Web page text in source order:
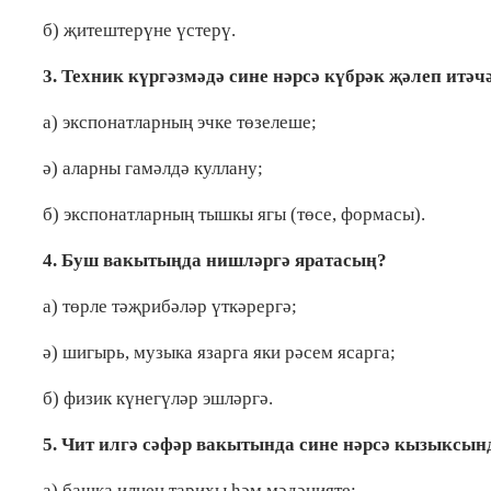
б) җитештерүне үстерү.
3. Техник күргәзмәдә сине нәрсә күбрәк җәлеп
а) экспонатларның эчке төзелеше;
ә) аларны гамәлдә куллану;
б) экспонатларның тышкы ягы (төсе, формасы).
4. Буш вакытыңда нишләргә яратасың?
а) төрле тәҗрибәләр үткәрергә;
ә) шигырь, музыка язарга яки рәсем ясарга;
б) физик күнегүләр эшләргә.
5. Чит илгә сәфәр вакытында сине нәрсә